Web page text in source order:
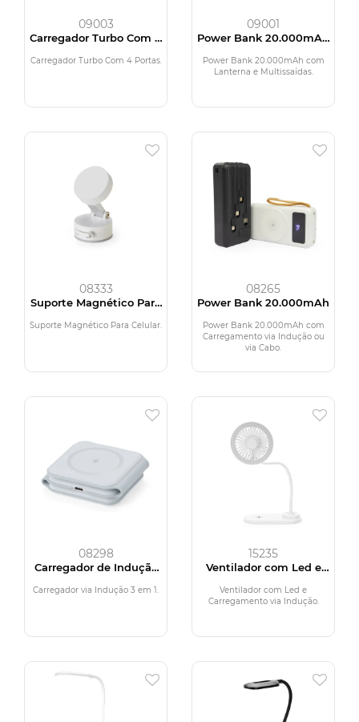
09003
Carregador Turbo Com 4
Carregador Turbo Com 4 Portas.
09001
Power Bank 20.000mAh
Multissaídas
Power Bank 20.000mAh com
Lanterna e Multissaídas.
08333
Suporte Magnético Para
Suporte Magnético Para Celular.
08265
Power Bank 20.000mAh
Power Bank 20.000mAh com
Carregamento via Indução ou
via Cabo.
08298
Carregador de Indução
Carregador via Indução 3 em 1.
15235
Ventilador com Led e
Indução
Ventilador com Led e
Carregamento via Indução.